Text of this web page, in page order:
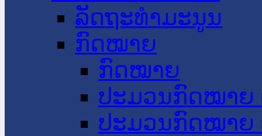
ລັດຖະທໍາມະນູນ
ກົດໝາຍ
ກົດໝາຍ
ປະມວນກົດໝາຍ
ປະມວນກົດໝາຍ